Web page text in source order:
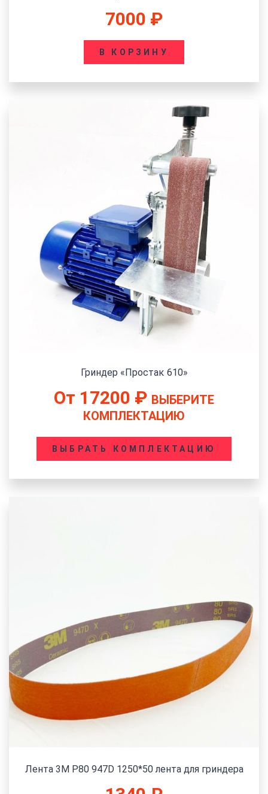
7000 ₽
В КОРЗИНУ
Гриндер «Простак 610»
От 17200 ₽ ВЫБЕРИТЕ
КОМПЛЕКТАЦИЮ
ВЫБРАТЬ КОМПЛЕКТАЦИЮ
Лента 3M P80 947D 1250*50 лента для гриндера